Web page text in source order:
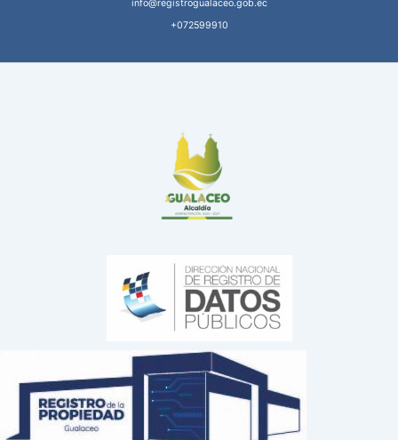
info@registrogualaceo.gob.ec
+072599910